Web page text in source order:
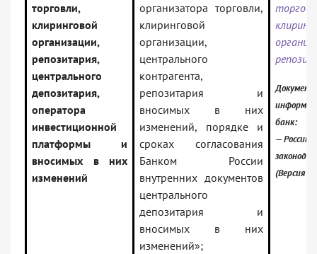
торговли,
клиринговой
организации,
репозитария,
центрального
депозитария,
оператора
инвестиционной
платформы и
вносимых в них
изменений
организатора торговли,
клиринговой
организации,
центрального
контрагента,
репозитария и
вносимых в них
изменений, порядке и
сроках согласования
Банком России
внутренних документов
центрального
депозитария и
вносимых в них
изменений»;
банк:
—
(Версия